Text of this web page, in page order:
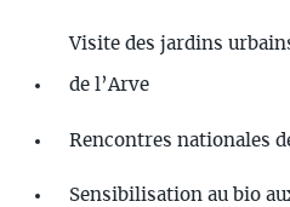
Visite des jardins
de l’Arve
Rencontres nationales
Sensibilisation au bio